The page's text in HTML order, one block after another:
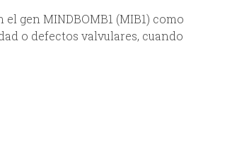
gen MINDBOMB1 (MIB1) como
o defectos valvulares, cuando